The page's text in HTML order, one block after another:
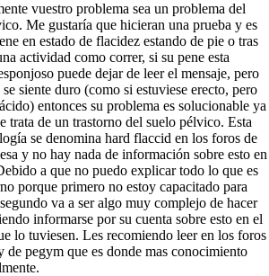
vuestro problema sea un problema del
Me gustaría que hicieran una prueba y es
en estado de flacidez estando de pie o tras
actividad como correr, si su pene esta
puede dejar de leer el mensaje, pero
se siente duro (como si estuviese erecto, pero
entonces su problema es solucionable ya
trata de un trastorno del suelo pélvico. Esta
se denomina hard flaccid en los foros de
y no hay nada de información sobre esto en
a que no puedo explicar todo lo que es
porque primero no estoy capacitado para
va a ser algo muy complejo de hacer
informarse por su cuenta sobre esto en el
lo tuviesen. Les recomiendo leer en los foros
de pegym que es donde mas conocimiento